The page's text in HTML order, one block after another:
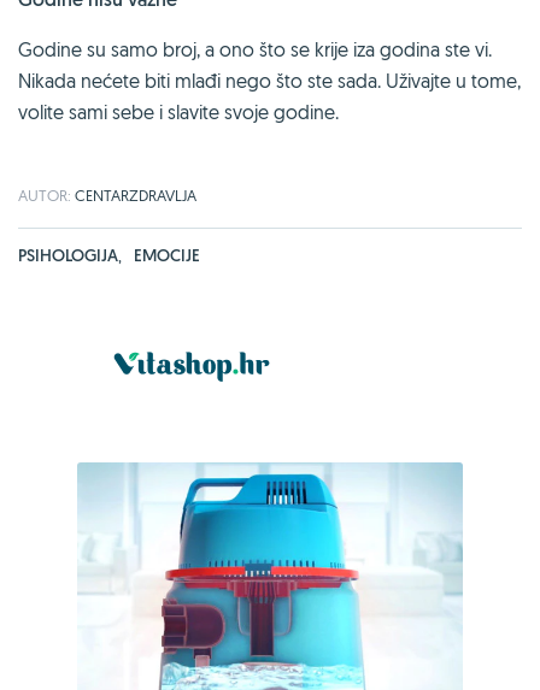
Godine su samo broj, a ono što se krije iza godina ste vi.
Nikada nećete biti mlađi nego što ste sada. Uživajte u tome,
volite sami sebe i slavite svoje godine.
AUTOR: CENTARZDRAVLJA
PSIHOLOGIJA, EMOCIJE